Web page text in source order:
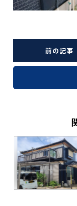
前の記事